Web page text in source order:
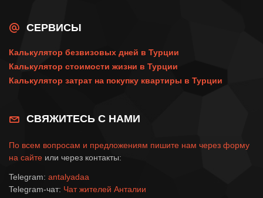
СЕРВИСЫ
Калькулятор безвизовых дней в Турции
Калькулятор стоимости жизни в Турции
Калькулятор затрат на покупку квартиры в Турции
СВЯЖИТЕСЬ С НАМИ
По всем вопросам и предложениям пишите нам через форму
на сайте или через контакты:
Telegram: antalyadaa
Telegram-чат: Чат жителей Анталии